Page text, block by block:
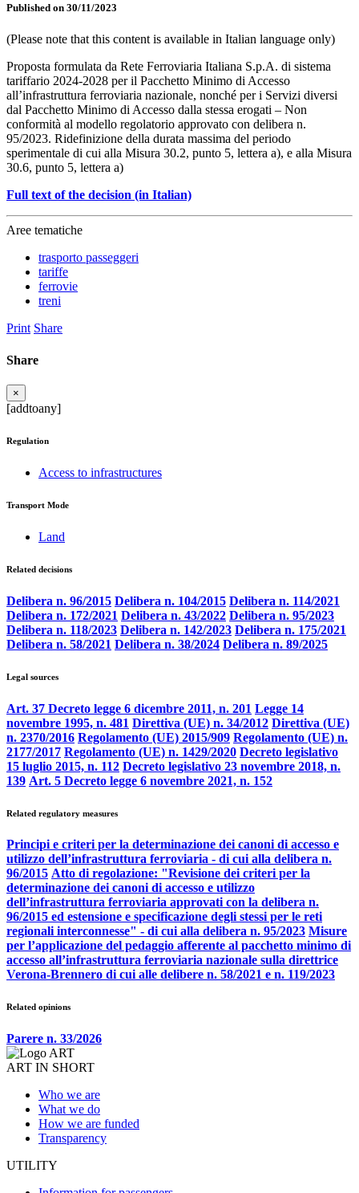
Published on 30/11/2023
(Please note that this content is available in Italian language only)
Proposta formulata da Rete Ferroviaria Italiana S.p.A. di sistema
tariffario 2024-2028 per il Pacchetto Minimo di Accesso
all’infrastruttura ferroviaria nazionale, nonché per i Servizi diversi
dal Pacchetto Minimo di Accesso dalla stessa erogati – Non
conformità al modello regolatorio approvato con delibera n.
95/2023. Ridefinizione della durata massima del periodo
sperimentale di cui alla Misura 30.2, punto 5, lettera a), e alla Misura
30.6, punto 5, lettera a)
Full text of the decision (in Italian)
Aree tematiche
trasporto passeggeri
tariffe
ferrovie
treni
Print Share
Share
×
[addtoany]
Regulation
Access to infrastructures
Transport Mode
Land
Related decisions
Delibera n. 96/2015 Delibera n. 104/2015 Delibera n. 114/2021
Delibera n. 172/2021 Delibera n. 43/2022 Delibera n. 95/2023
Delibera n. 118/2023 Delibera n. 142/2023 Delibera n. 175/2021
Delibera n. 58/2021 Delibera n. 38/2024 Delibera n. 89/2025
Legal sources
Art. 37 Decreto legge 6 dicembre 2011, n. 201 Legge 14
novembre 1995, n. 481 Direttiva (UE) n. 34/2012 Direttiva (UE)
n. 2370/2016 Regolamento (UE) 2015/909 Regolamento (UE) n.
2177/2017 Regolamento (UE) n. 1429/2020 Decreto legislativo
15 luglio 2015, n. 112 Decreto legislativo 23 novembre 2018, n.
139 Art. 5 Decreto legge 6 novembre 2021, n. 152
Related regulatory measures
Principi e criteri per la determinazione dei canoni di accesso e
utilizzo dell’infrastruttura ferroviaria - di cui alla delibera n.
96/2015 Atto di regolazione: "Revisione dei criteri per la
determinazione dei canoni di accesso e utilizzo
dell’infrastruttura ferroviaria approvati con la delibera n.
96/2015 ed estensione e specificazione degli stessi per le reti
regionali interconnesse" - di cui alla delibera n. 95/2023 Misure
per l’applicazione del pedaggio afferente al pacchetto minimo di
accesso all’infrastruttura ferroviaria nazionale sulla direttrice
Verona-Brennero di cui alle delibere n. 58/2021 e n. 119/2023
Related opinions
Parere n. 33/2026
ART IN SHORT
Who we are
What we do
How we are funded
Transparency
UTILITY